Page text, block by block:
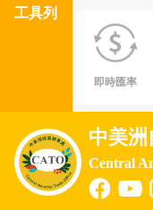
工具列
即時匯率
中美洲
Central